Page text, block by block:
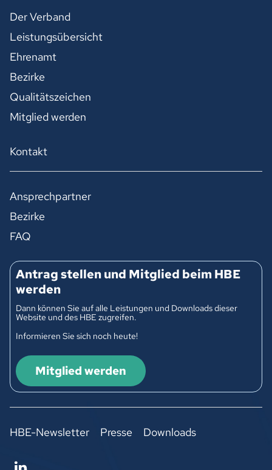
Der Verband
Leistungsübersicht
Ehrenamt
Bezirke
Qualitätszeichen
Mitglied werden
Kontakt
Ansprechpartner
Bezirke
FAQ
Antrag stellen und Mitglied beim HBE
werden
Dann können Sie auf alle Leistungen und Downloads dieser
Website und des HBE zugreifen.
Informieren Sie sich noch heute!
Mitglied werden
HBE-Newsletter Presse Downloads